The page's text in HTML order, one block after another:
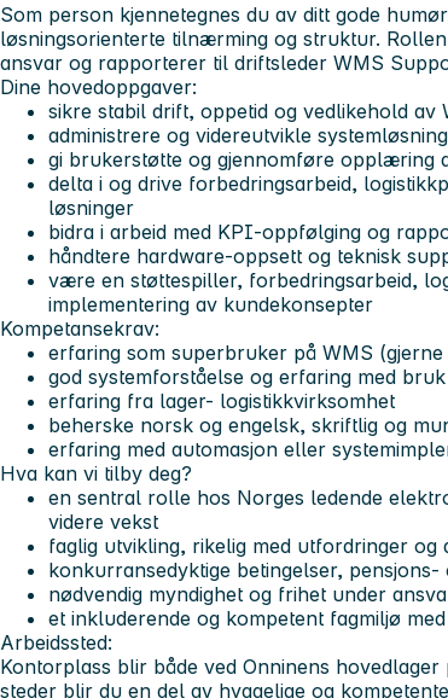
Som person kjennetegnes du av ditt gode
løsningsorienterte tilnærming og struktur.
ansvar og rapporterer til driftsleder WMS
Dine hovedoppgaver:
sikre stabil drift, oppetid og vedlikehold av
administrere og videreutvikle
gi brukerstøtte og gjennomføre opplæring
delta i og drive forbedringsarbeid,
løsninger
bidra i arbeid med KPI-oppfølging og
håndtere hardware-oppsett og teknisk
være en støttespiller, forbedringsarbeid,
implementering av kundekonsepter
Kompetansekrav:
erfaring som superbruker på WMS
god systemforståelse og erfaring med
erfaring fra lager- logistikkvirksomhet
beherske norsk og engelsk, skriftlig og
erfaring med automasjon eller
Hva kan vi tilby deg?
en sentral rolle hos Norges ledende
videre vekst
faglig utvikling, rikelig med utfordringer
konkurransedyktige betingelser,
nødvendig myndighet og frihet under
et inkluderende og kompetent fagmiljø
Arbeidssted:
Kontorplass blir både ved Onninens
steder blir du en del av hyggelige og